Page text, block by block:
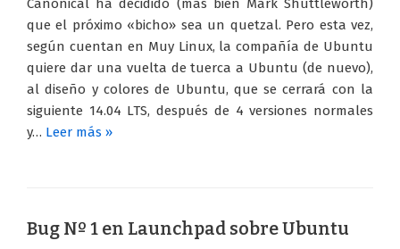
Canonical ha decidido (más bien Mark Shuttleworth)
que el próximo «bicho» sea un quetzal. Pero esta vez,
según cuentan en Muy Linux, la compañía de Ubuntu
quiere dar una vuelta de tuerca a Ubuntu (de nuevo),
al diseño y colores de Ubuntu, que se cerrará con la
siguiente 14.04 LTS, después de 4 versiones normales
y… Leer más »
Bug Nº 1 en Launchpad sobre Ubuntu